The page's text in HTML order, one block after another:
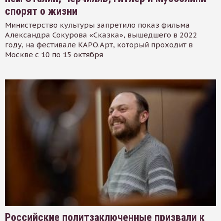
спорят о жизни
Министерство культуры запретило показ фильма
Александра Сокурова «Сказка», вышедшего в 2022
году, на фестивале КАРО.Арт, который проходит в
Москве с 10 по 15 октября
Российские политзаключенные призвали к